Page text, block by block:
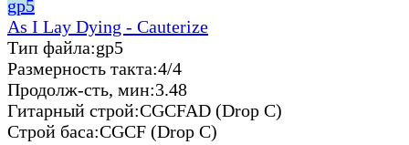
gp5
As I Lay Dying - Cauterize
Тип файла:gp5
Размерность такта:4/4
Продолж-сть, мин:3.48
Гитарный строй:CGCFAD (Drop C)
Строй баса:CGCF (Drop C)